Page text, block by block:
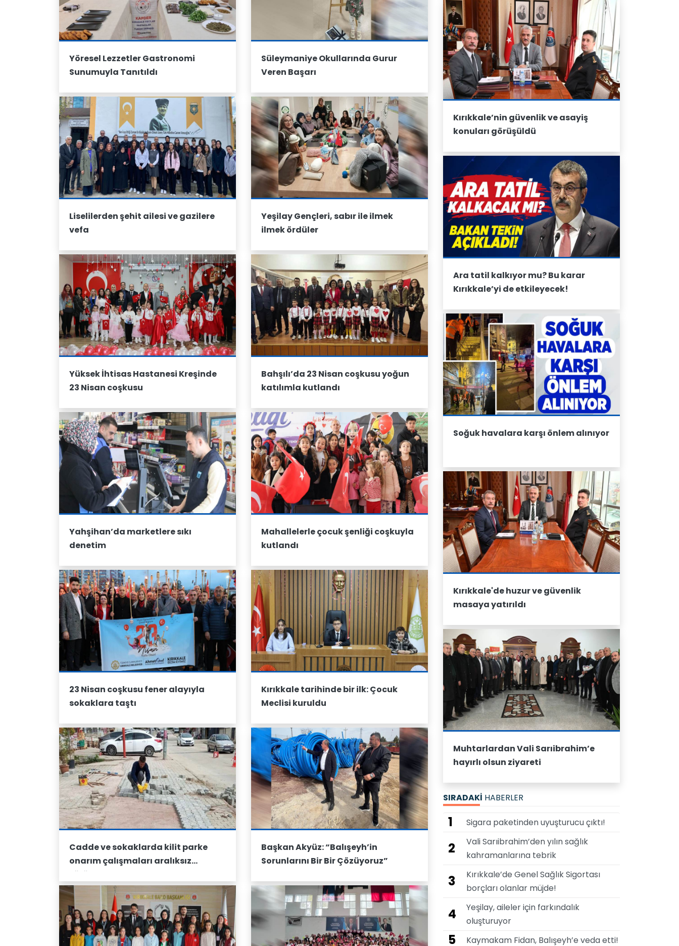
Yöresel Lezzetler Gastronomi
Sunumuyla Tanıtıldı
Süleymaniye Okullarında Gurur
Veren Başarı
Liselilerden şehit ailesi ve gazilere
vefa
Yeşilay Gençleri, sabır ile ilmek
ilmek ördüler
Yüksek İhtisas Hastanesi Kreşinde
23 Nisan coşkusu
Bahşılı’da 23 Nisan coşkusu yoğun
katılımla kutlandı
Yahşihan’da marketlere sıkı
denetim
Mahallelerle çocuk şenliği coşkuyla
kutlandı
23 Nisan coşkusu fener alayıyla
sokaklara taştı
Kırıkkale tarihinde bir ilk: Çocuk
Meclisi kuruldu
Cadde ve sokaklarda kilit parke
onarım çalışmaları aralıksız
sürüyor
Başkan Akyüz: “Balışeyh’in
Sorunlarını Bir Bir Çözüyoruz”
Kırıkkale’nin güvenlik ve asayiş
konuları görüşüldü
Ara tatil kalkıyor mu? Bu karar
Kırıkkale’yi de etkileyecek!
Soğuk havalara karşı önlem alınıyor
Kırıkkale'de huzur ve güvenlik
masaya yatırıldı
Muhtarlardan Vali Sarıibrahim’e
hayırlı olsun ziyareti
SIRADAKİ HABERLER
1 Sigara paketinden uyuşturucu çıktı!
2
Vali Sarıibrahim’den yılın sağlık
kahramanlarına tebrik
3
Kırıkkale’de Genel Sağlık Sigortası
borçları olanlar müjde!
4
Yeşilay, aileler için farkındalık
oluşturuyor
5 Kaymakam Fidan, Balışeyh’e veda etti!